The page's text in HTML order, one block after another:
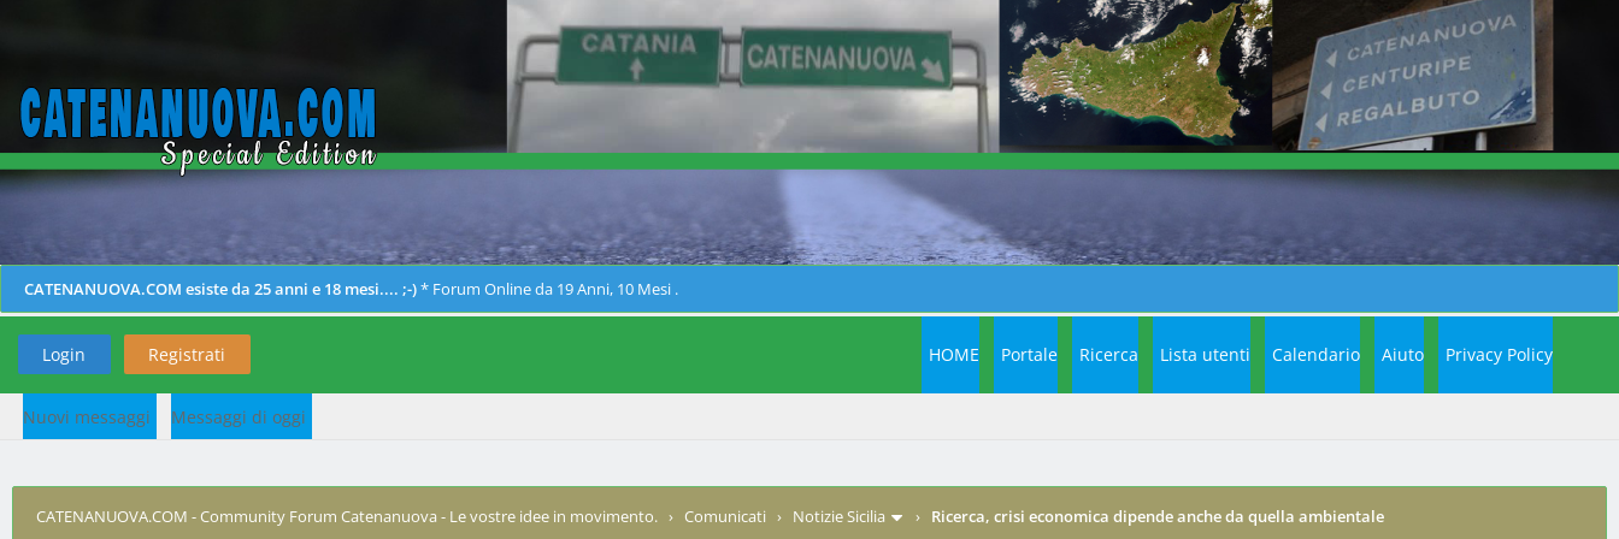
CATENANUOVA.COM esiste da 25 anni e 18 mesi.... ;-)* Forum Online da 19 Anni, 10 Mesi .
Login Registrati HOME Portale Ricerca Lista utenti Calendario Aiuto Privacy Policy
Nuovi messaggi Messaggi di oggi
CATENANUOVA.COM - Community Forum Catenanuova - Le vostre idee in movimento. › Comunicati › Notizie Sicilia › Ricerca, crisi economica dipende anche da quella ambientale